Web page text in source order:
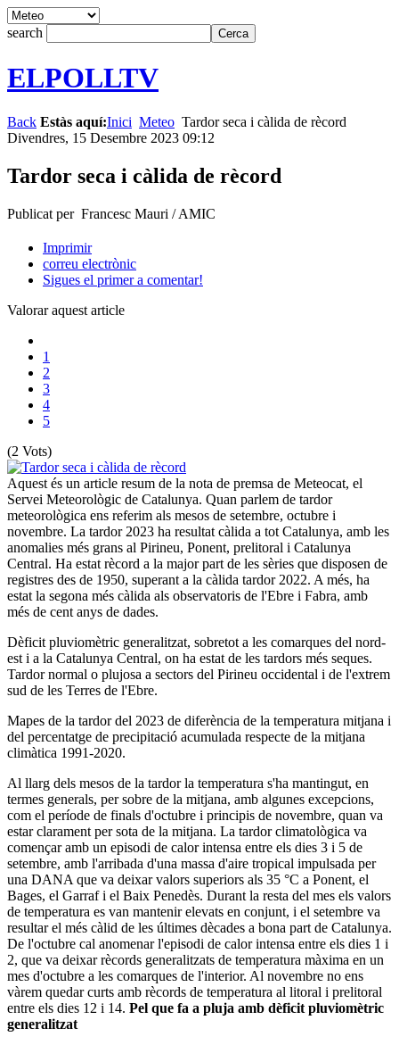
search
ELPOLLTV
Back Estàs aquí:Inici Meteo Tardor seca i càlida de rècord
Divendres, 15 Desembre 2023 09:12
Tardor seca i càlida de rècord
Publicat per Francesc Mauri / AMIC
Imprimir
correu electrònic
Sigues el primer a comentar!
Valorar aquest article
1
2
3
4
5
(2 Vots)
Aquest és un article resum de la nota de premsa de Meteocat, el
Servei Meteorològic de Catalunya. Quan parlem de tardor
meteorològica ens referim als mesos de setembre, octubre i
novembre. La tardor 2023 ha resultat càlida a tot Catalunya, amb les
anomalies més grans al Pirineu, Ponent, prelitoral i Catalunya
Central. Ha estat rècord a la major part de les sèries que disposen de
registres des de 1950, superant a la càlida tardor 2022. A més, ha
estat la segona més càlida als observatoris de l'Ebre i Fabra, amb
més de cent anys de dades.
Dèficit pluviomètric generalitzat, sobretot a les comarques del nord-
est i a la Catalunya Central, on ha estat de les tardors més seques.
Tardor normal o plujosa a sectors del Pirineu occidental i de l'extrem
sud de les Terres de l'Ebre.
Mapes de la tardor del 2023 de diferència de la temperatura mitjana i
del percentatge de precipitació acumulada respecte de la mitjana
climàtica 1991-2020.
Al llarg dels mesos de la tardor la temperatura s'ha mantingut, en
termes generals, per sobre de la mitjana, amb algunes excepcions,
com el període de finals d'octubre i principis de novembre, quan va
estar clarament per sota de la mitjana. La tardor climatològica va
començar amb un episodi de calor intensa entre els dies 3 i 5 de
setembre, amb l'arribada d'una massa d'aire tropical impulsada per
una DANA que va deixar valors superiors als 35 °C a Ponent, el
Bages, el Garraf i el Baix Penedès. Durant la resta del mes els valors
de temperatura es van mantenir elevats en conjunt, i el setembre va
resultar el més càlid de les últimes dècades a bona part de Catalunya.
De l'octubre cal anomenar l'episodi de calor intensa entre els dies 1 i
2, que va deixar rècords generalitzats de temperatura màxima en un
mes d'octubre a les comarques de l'interior. Al novembre no ens
vàrem quedar curts amb rècords de temperatura al litoral i prelitoral
entre els dies 12 i 14. Pel que fa a pluja amb dèficit pluviomètric
generalitzat